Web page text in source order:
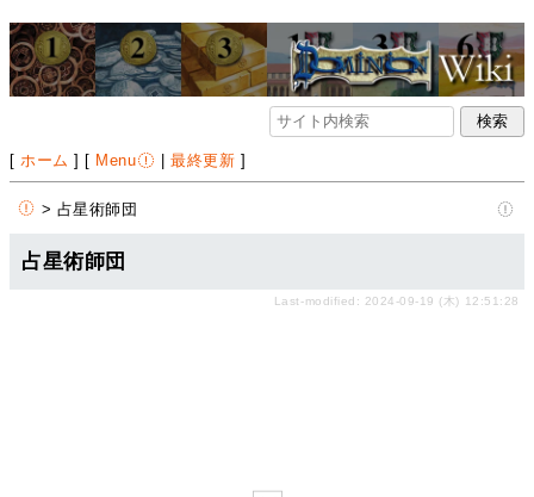
[ホーム ] [ Menu |最終更新 ]
> 占星術師団
占星術師団
Last-modified: 2024-09-19 (木) 12:51:28